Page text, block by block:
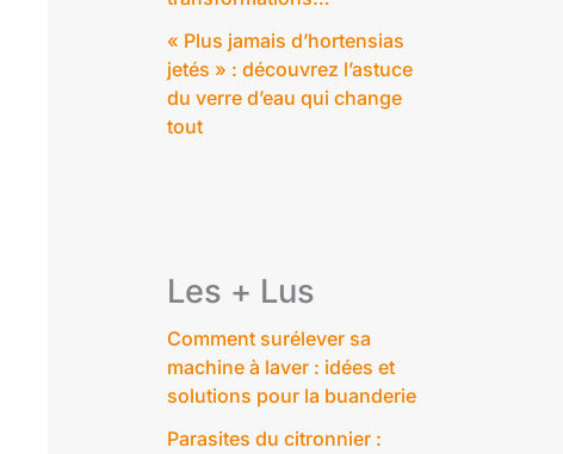
« Plus jamais d’hortensias
jetés » : découvrez l’astuce
du verre d’eau qui change
tout
Les + Lus
Comment surélever sa
machine à laver : idées et
solutions pour la buanderie
Parasites du citronnier :